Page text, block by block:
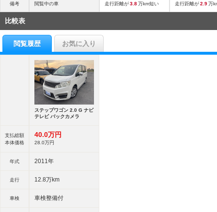
備考 閲覧中の車 走行距離が3.8万km短い 走行距離が2.9万
比較表
閲覧履歴 お気に入り
支払総額
本体価格
年式
走行
車検
ステップワゴン 2.0 G ナビ
テレビ バックカメラ
40.0万円
28. 0万円
2011年
12.8万km
車検整備付